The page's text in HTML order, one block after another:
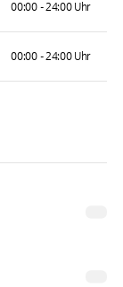
00:00 - 24:00 Uhr
00:00 - 24:00 Uhr